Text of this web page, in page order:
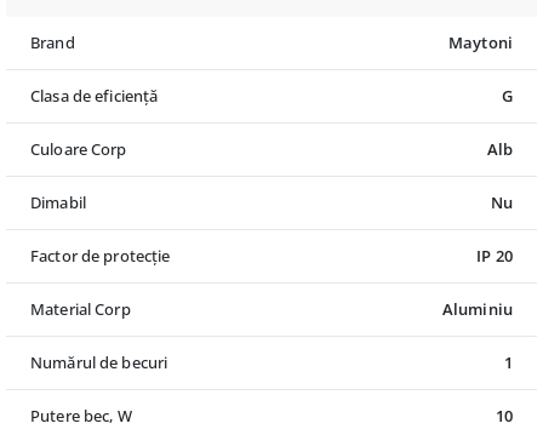
Brand Maytoni
Clasa de eficiență G
Culoare Corp Alb
Dimabil Nu
Factor de protecție IP 20
Material Corp Aluminiu
Numărul de becuri 1
Putere bec, W 10